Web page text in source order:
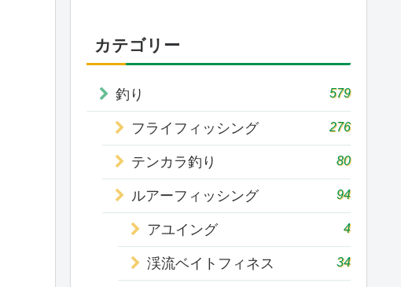
カテゴリー
釣り 579
フライフィッシング 276
テンカラ釣り 80
ルアーフィッシング 94
アユイング 4
渓流ベイトフィネス 34